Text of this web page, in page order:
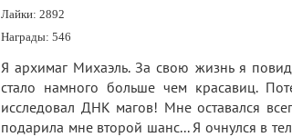
Лайки: 2892
Награды: 546
Я архимаг Михаэль. За свою жизнь я
стало намного больше чем красавиц.
исследовал ДНК магов! Мне оставался
подарила мне второй шанс... Я очнулся в